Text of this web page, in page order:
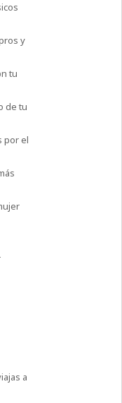
y
tu
de tu
por el
a